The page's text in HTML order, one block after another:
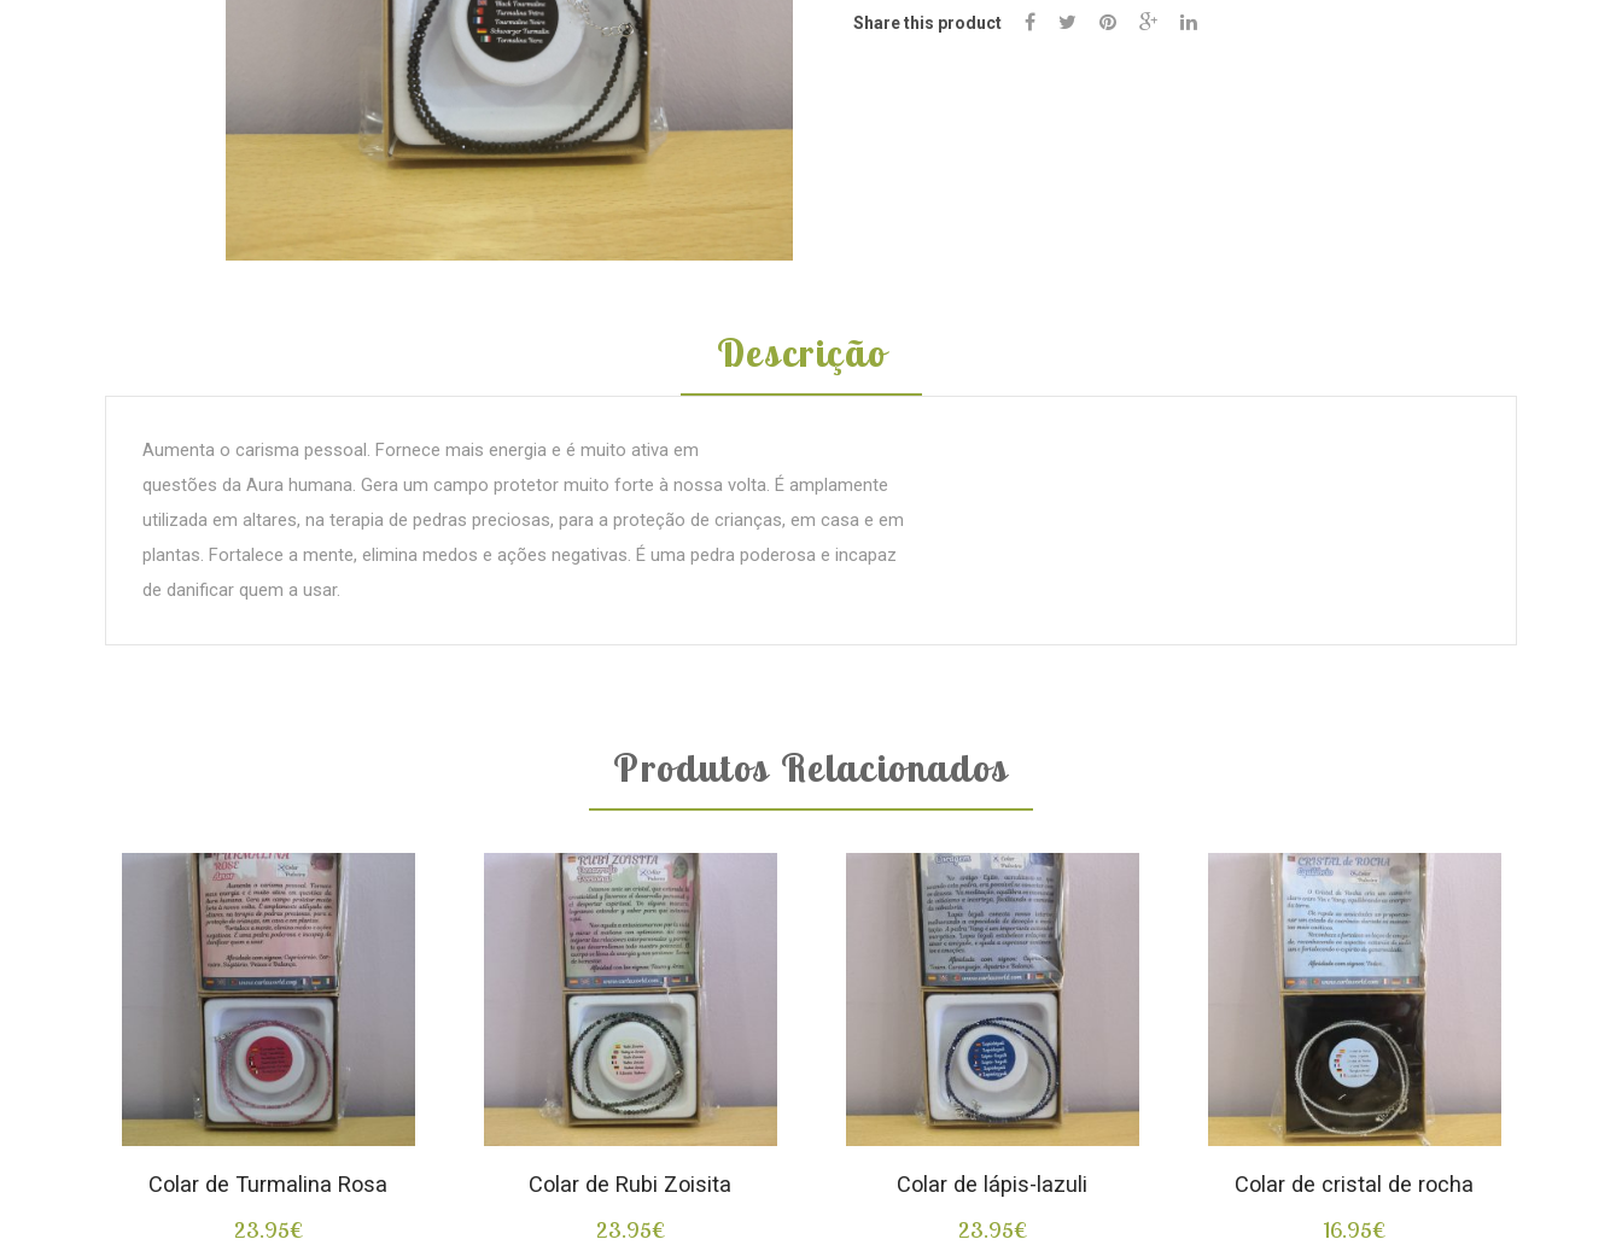
Share this product
Descrição
Aumenta o carisma pessoal. Fornece mais energia e é muito ativa em
questões da Aura humana. Gera um campo protetor muito forte à nossa volta. É amplamente
utilizada em altares, na terapia de pedras preciosas, para a proteção de crianças, em casa e em
plantas. Fortalece a mente, elimina medos e ações negativas. É uma pedra poderosa e incapaz
de danificar quem a usar.
Produtos Relacionados
Colar de Turmalina Rosa
23.95€
Colar de Rubi Zoisita
23.95€
Colar de lápis-lazuli
23.95€
Colar de cristal de rocha
16.95€